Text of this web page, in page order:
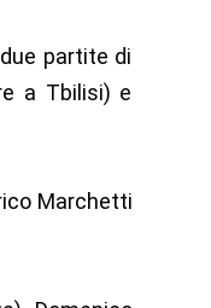
partite di
a Tbilisi) e
Marchetti